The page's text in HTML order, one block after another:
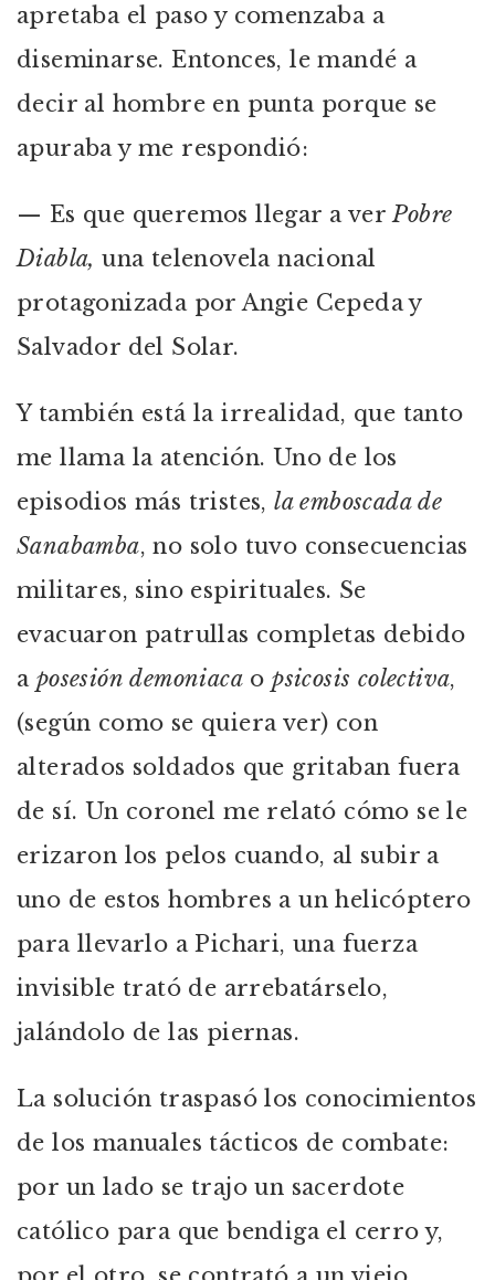
apretaba el paso y comenzaba a
diseminarse. Entonces, le mandé a
decir al hombre en punta porque se
apuraba y me respondió:
— Es que queremos llegar a verPobre
Diabla,una telenovela nacional
protagonizada por Angie Cepeda y
Salvador del Solar.
Y también está la irrealidad, que tanto
me llama la atención. Uno de los
episodios más tristes,la emboscada de
Sanabamba, no solo tuvo consecuencias
militares, sino espirituales. Se
evacuaron patrullas completas debido
a posesión demoniaca opsicosis colectiva,
(según como se quiera ver) con
alterados soldados que gritaban fuera
de sí. Un coronel me relató cómo se le
erizaron los pelos cuando, al subir a
uno de estos hombres a un helicóptero
para llevarlo a Pichari, una fuerza
invisible trató de arrebatárselo,
jalándolo de las piernas.
La solución traspasó los conocimientos
de los manuales tácticos de combate:
por un lado se trajo un sacerdote
católico para que bendiga el cerro y,